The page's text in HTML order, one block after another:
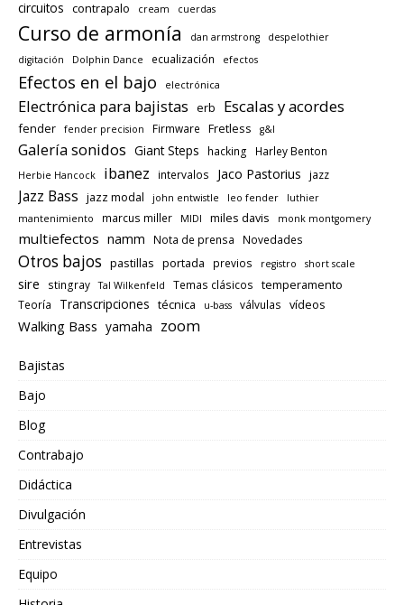
circuitos contrapalo cream cuerdas
Curso de armonía dan armstrong
despelothier
digitación
Dolphin Dance ecualización efectos
Efectos en el bajo electrónica
Electrónica para bajistas erb Escalas y acordes
fender fender precision Firmware Fretless g&l
Galería sonidos Giant Steps hacking Harley Benton
Herbie Hancock ibanez intervalos Jaco Pastorius jazz
Jazz Bass jazz modal john entwistle leo fender
luthier
mantenimiento
marcus miller MIDI miles davis monk montgomery
multiefectos namm Nota de prensa Novedades
Otros bajos pastillas portada previos registro short scale
sire stingray Tal Wilkenfeld Temas clásicos temperamento
Teoría Transcripciones técnica u-bass válvulas vídeos
Walking Bass yamaha zoom
Bajistas
Bajo
Blog
Contrabajo
Didáctica
Divulgación
Entrevistas
Equipo